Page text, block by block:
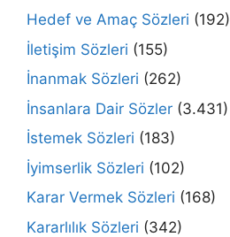
Hedef ve Amaç Sözleri (192)
İletişim Sözleri (155)
İnanmak Sözleri (262)
İnsanlara Dair Sözler (3.431)
İstemek Sözleri (183)
İyimserlik Sözleri (102)
Karar Vermek Sözleri (168)
Kararlılık Sözleri (342)